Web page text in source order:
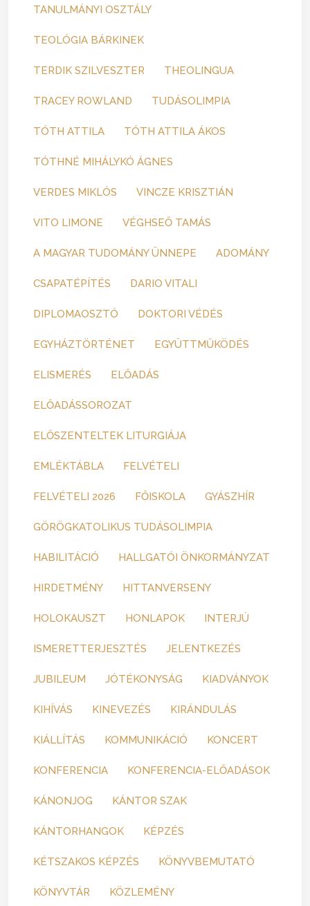
TANULMÁNYI OSZTÁLY
TEOLÓGIA BÁRKINEK
TERDIK SZILVESZTER THEOLINGUA
TRACEY ROWLAND TUDÁSOLIMPIA
TÓTH ATTILA TÓTH ATTILA ÁKOS
TÓTHNÉ MIHÁLYKÓ ÁGNES
VERDES MIKLÓS VINCZE KRISZTIÁN
VITO LIMONE VÉGHSEŐ TAMÁS
A MAGYAR TUDOMÁNY ÜNNEPE ADOMÁNY
CSAPATÉPÍTÉS DARIO VITALI
DIPLOMAOSZTÓ DOKTORI VÉDÉS
EGYHÁZTÖRTÉNET EGYÜTTMŰKÖDÉS
ELISMERÉS ELŐADÁS
ELŐADÁSSOROZAT
ELŐSZENTELTEK LITURGIÁJA
EMLÉKTÁBLA FELVÉTELI
FELVÉTELI 2026 FŐISKOLA GYÁSZHÍR
GÖRÖGKATOLIKUS TUDÁSOLIMPIA
HABILITÁCIÓ HALLGATÓI ÖNKORMÁNYZAT
HIRDETMÉNY HITTANVERSENY
HOLOKAUSZT HONLAPOK INTERJÚ
ISMERETTERJESZTÉS JELENTKEZÉS
JUBILEUM JÓTÉKONYSÁG KIADVÁNYOK
KIHÍVÁS KINEVEZÉS KIRÁNDULÁS
KIÁLLÍTÁS KOMMUNIKÁCIÓ KONCERT
KONFERENCIA KONFERENCIA-ELŐADÁSOK
KÁNONJOG KÁNTOR SZAK
KÁNTORHANGOK KÉPZÉS
KÉTSZAKOS KÉPZÉS KÖNYVBEMUTATÓ
KÖNYVTÁR KÖZLEMÉNY